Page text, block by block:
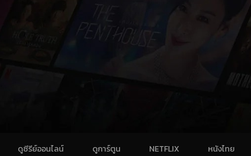
ดูซีรีย์ออนไลน์ ดูการ์ตูน NETFLIX หนังไทย